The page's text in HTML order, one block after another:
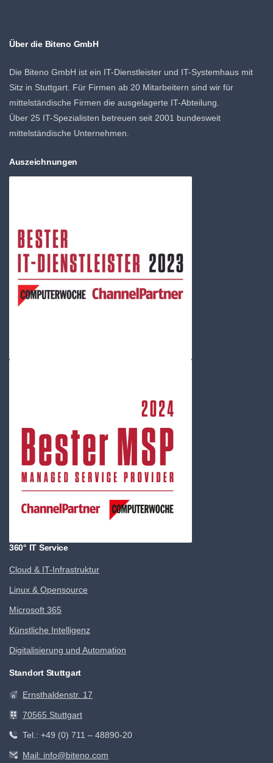
Über die Biteno GmbH
Die Biteno GmbH ist ein IT-Dienstleister und IT-Systemhaus mit
Sitz in Stuttgart. Für Firmen ab 20 Mitarbeitern sind wir für
mittelständische Firmen die ausgelagerte IT-Abteilung.
Über 25 IT-Spezialisten betreuen seit 2001 bundesweit
mittelständische Unternehmen.
Auszeichnungen
360° IT Service
Cloud & IT-Infrastruktur
Linux & Opensource
Microsoft 365
Künstliche Intelligenz
Digitalisierung und Automation
Standort Stuttgart
Ernsthaldenstr. 17
70565 Stuttgart
Tel.: +49 (0) 711 – 48890-20
Mail: info@biteno.com